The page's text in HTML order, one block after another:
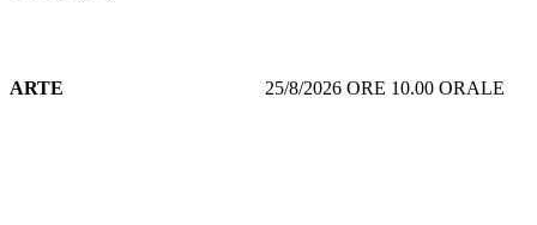
ARTE 25/8/2026 ORE 10.00 ORALE